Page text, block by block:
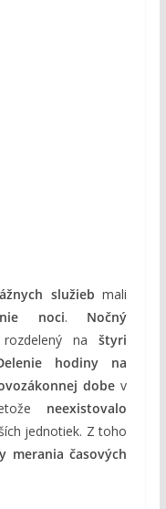
služieb mali
noci. Nočný
naštyri
hodiny na
dobev
neexistovalo
jednotiek. Z toho
merania časových